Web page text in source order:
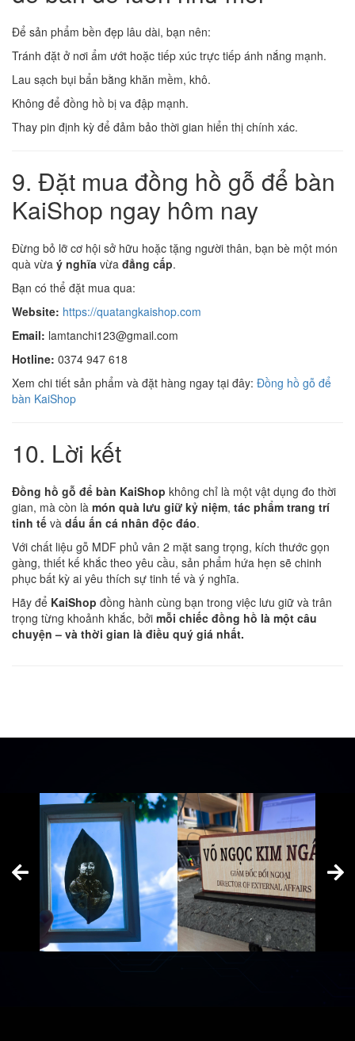
Để sản phẩm bền đẹp lâu dài, bạn nên:
Tránh đặt ở nơi ẩm ướt hoặc tiếp xúc trực tiếp ánh nắng mạnh.
Lau sạch bụi bẩn bằng khăn mềm, khô.
Không để đồng hồ bị va đập mạnh.
Thay pin định kỳ để đảm bảo thời gian hiển thị chính xác.
9. Đặt mua đồng hồ gỗ để bàn
KaiShop ngay hôm nay
Đừng bỏ lỡ cơ hội sở hữu hoặc tặng người thân, bạn bè một món
quà vừa ý nghĩa vừa đẳng cấp.
Bạn có thể đặt mua qua:
Website: https://quatangkaishop.com
Email: lamtanchi123@gmail.com
Hotline: 0374 947 618
Xem chi tiết sản phẩm và đặt hàng ngay tại đây: Đồng hồ gỗ để
bàn KaiShop
10. Lời kết
Đồng hồ gỗ để bàn KaiShop không chỉ là một vật dụng đo thời
gian, mà còn là món quà lưu giữ kỷ niệm, tác phẩm trang trí
tinh tế và dấu ấn cá nhân độc đáo.
Với chất liệu gỗ MDF phủ vân 2 mặt sang trọng, kích thước gọn
gàng, thiết kế khắc theo yêu cầu, sản phẩm hứa hẹn sẽ chinh
phục bất kỳ ai yêu thích sự tinh tế và ý nghĩa.
Hãy để KaiShop đồng hành cùng bạn trong việc lưu giữ và trân
trọng từng khoảnh khắc, bởi mỗi chiếc đồng hồ là một câu
chuyện – và thời gian là điều quý giá nhất.